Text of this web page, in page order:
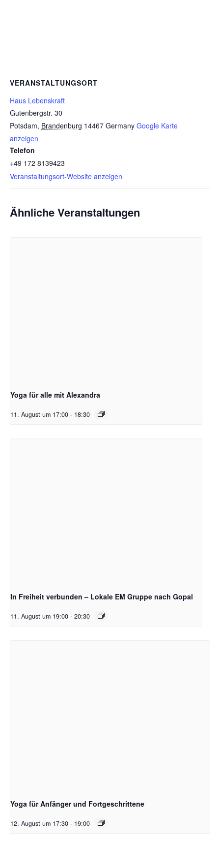
VERANSTALTUNGSORT
Haus Lebenskraft
Gutenbergstr. 30
Potsdam, Brandenburg 14467 Germany Google Karte
anzeigen
Telefon
+49 172 8139423
Veranstaltungsort-Website anzeigen
Ähnliche Veranstaltungen
Yoga für alle mit Alexandra
11. August um 17:00 - 18:30
In Freiheit verbunden – Lokale EM Gruppe nach Gopal
11. August um 19:00 - 20:30
Yoga für Anfänger und Fortgeschrittene
12. August um 17:30 - 19:00